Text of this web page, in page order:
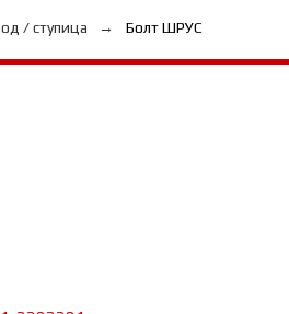
/ ступица Болт ШРУС